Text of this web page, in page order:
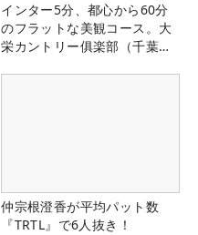
インター5分、都心から60分
のフラットな美観コース。大
栄カントリー俱楽部（千葉
仲宗根澄香が平均パット数
『TRTL』で6人抜き！